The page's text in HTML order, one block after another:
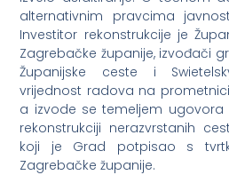
alternativnim pravcima
Investitor rekonstrukcije je
Zagrebačke županije, izvođači
Županijske ceste i
vrijednost radova na
a izvode se temeljem
rekonstrukciji nerazvrstanih
koji je Grad potpisao s
Zagrebačke županije.